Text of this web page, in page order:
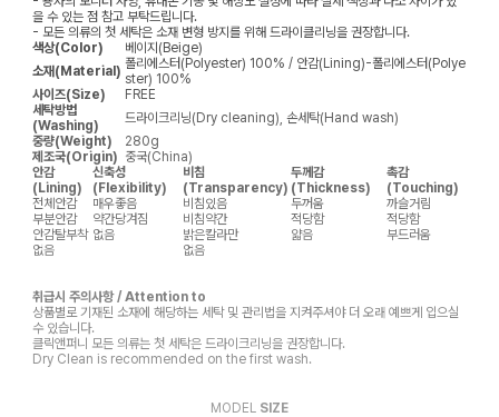
을 수 있는 점 참고 부탁드립니다.
- 모든 의류의 첫 세탁은 소재 변형 방지를 위해 드라이클리닝을 권장합니다.
색상(Color)
베이지(Beige)
소재(Material) 폴리에스터(Polyester) 100% / 안감(Lining)-폴리에스터(Polye
ster) 100%
사이즈(Size)
FREE
세탁방법
(Washing)
드라이크리닝(Dry cleaning), 손세탁(Hand wash)
중량(Weight)
280g
제조국(Origin) 중국(China)
안감
(Lining)
신축성
(Flexibility)
비침
(Transparency)
두께감
(Thickness)
촉감
(Touching)
전체안감
매우좋음 비침있음 두꺼움
까슬거림
부분안감
약간당겨짐 비침약간 적당함
적당함
안감탈부착 없음 밝은칼라만 얇음
부드러움
없음
없음
취급시 주의사항 / Attention to
상품별로 기재된 소재에 해당하는 세탁 및 관리법을 지켜주셔야 더 오래 예쁘게 입으실
수 있습니다.
클릭앤퍼니 모든 의류는 첫 세탁은 드라이크리닝을 권장합니다.
Dry Clean is recommended on the first wash.
MODEL SIZE